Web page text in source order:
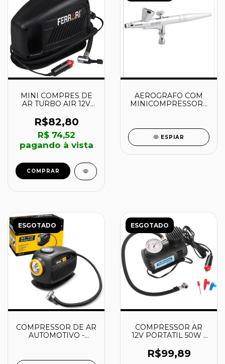
MINI COMPRES DE
AR TURBO AIR 12V
AEC2010002 -
FERRARI
R$82,80
R$ 74,52
pagando à vista
AEROGRAFO COM
MINICOMPRESSOR -
ESPIAR
ESGOTADO
COMPRESSOR DE AR
AUTOMOTIVO -
ESGOTADO
COMPRESSOR AR
12V PORTATIL 50W -
R$99,89